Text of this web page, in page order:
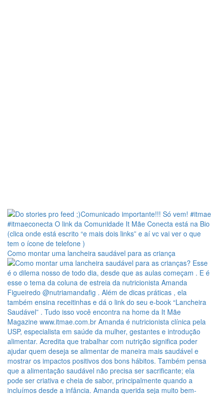
Como montar uma lancheira saudável para as criança